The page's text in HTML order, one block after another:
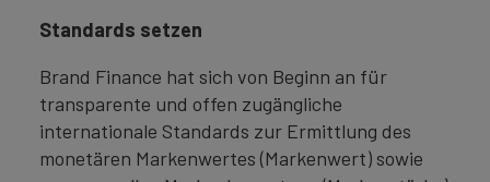
Standards setzen
Brand Finance hat sich von Beginn an für
transparente und offen zugängliche
internationale Standards zur Ermittlung des
monetären Markenwertes (Markenwert) sowie